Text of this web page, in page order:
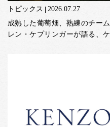
トピックス
2026.07.27
成熟した葡萄畑、熟練のチー
レン・ケプリンガーが語る、